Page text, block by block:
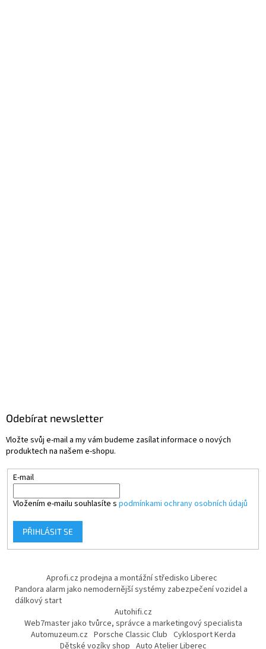
Odebírat newsletter
Vložte svůj e-mail a my vám budeme zasílat informace o nových
produktech na našem e-shopu.
E-mail
Vložením e-mailu souhlasíte s podmínkami ochrany osobních údajů
PŘIHLÁSIT SE
Aprofi.cz prodejna a montážní středisko Liberec
Pandora alarm jako nemodernější systémy zabezpečení vozidel a
dálkový start
Autohifi.cz
Web7master jako tvůrce, správce a marketingový specialista
Automuzeum.cz Porsche Classic Club Cyklosport Kerda
Dětské vozíky shop Auto Atelier Liberec